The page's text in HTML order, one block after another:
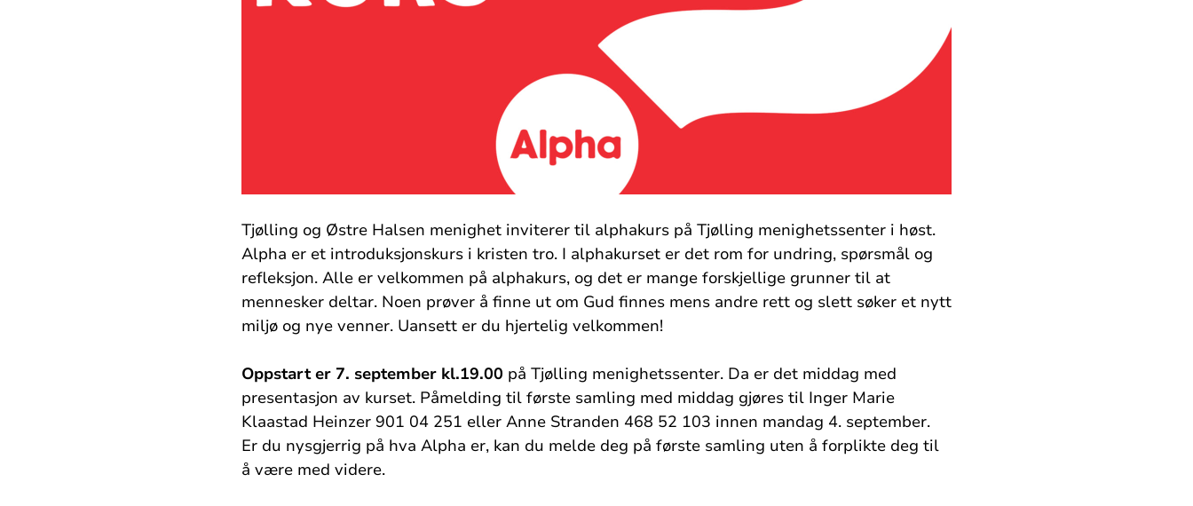
Tjølling og Østre Halsen menighet inviterer til alphakurs på Tjølling menighetssenter i høst.
Alpha er et introduksjonskurs i kristen tro. I alphakurset er det rom for undring, spørsmål og
refleksjon. Alle er velkommen på alphakurs, og det er mange forskjellige grunner til at
mennesker deltar. Noen prøver å finne ut om Gud finnes mens andre rett og slett søker et nytt
miljø og nye venner. Uansett er du hjertelig velkommen!
Oppstart er 7. september kl.19.00 på Tjølling menighetssenter. Da er det middag med
presentasjon av kurset. Påmelding til første samling med middag gjøres til Inger Marie
Klaastad Heinzer 901 04 251 eller Anne Stranden 468 52 103 innen mandag 4. september.
Er du nysgjerrig på hva Alpha er, kan du melde deg på første samling uten å forplikte deg til
å være med videre.